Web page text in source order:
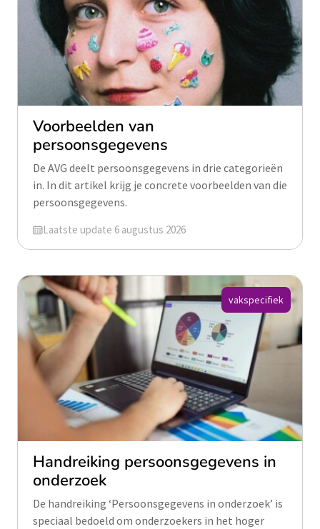
Voorbeelden van
persoonsgegevens
De AVG deelt persoonsgegevens in drie categorieën
in. In dit artikel krijg je concrete voorbeelden van die
persoonsgegevens.
Geüpdatet op
Laatste update 6 augustus 2026
Handreiking persoonsgegevens in
onderzoek
De handreiking ‘Persoonsgegevens in onderzoek’ is
speciaal bedoeld om onderzoekers in het hoger
vakspecifiek